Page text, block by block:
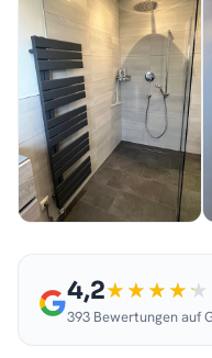
4,2
393 Bewertungen auf